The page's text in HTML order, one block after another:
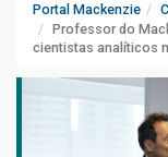
Portal Mackenzie
Professor do
cientistas analíticos